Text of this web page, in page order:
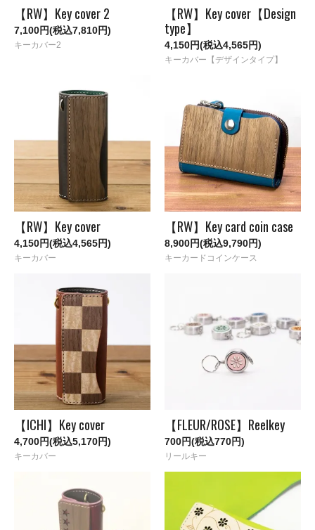
【RW】Key cover 2
7,100円(税込7,810円)
キーカバー2
【RW】Key cover【Design
type】
4,150円(税込4,565円)
キーカバー【デザインタイプ】
【RW】Key cover
4,150円(税込4,565円)
キーカバー
【RW】Key card coin case
8,900円(税込9,790円)
キーカードコインケース
【ICHI】Key cover
4,700円(税込5,170円)
キーカバー
【FLEUR/ROSE】Reelkey
700円(税込770円)
リールキー